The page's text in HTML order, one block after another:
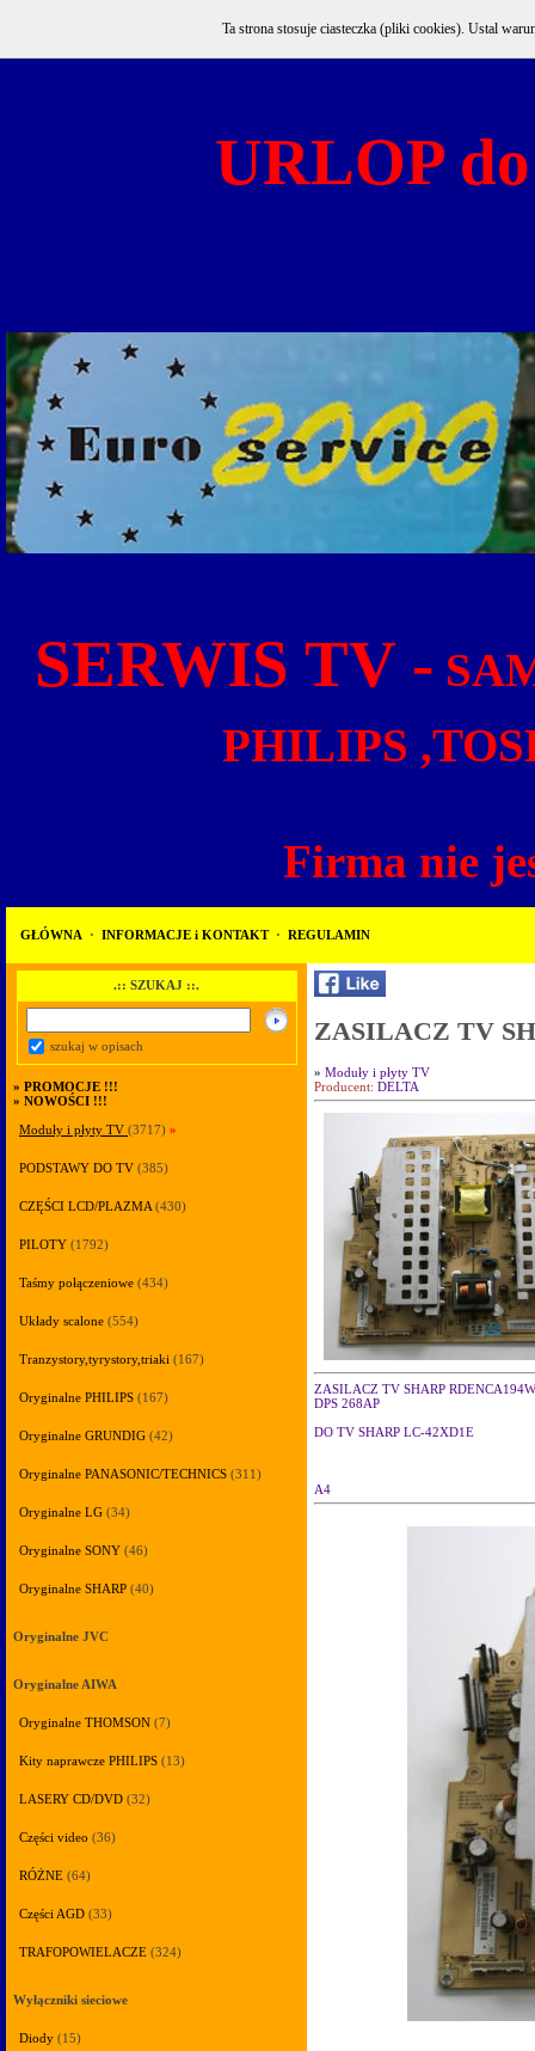
URLOP
SERWIS TV -
PHILIPS
Firma nie
GŁÓWNA · INFORMACJE i KONTAKT · REGULAMIN
.:: SZUKAJ ::.
szukaj w opisach
» PROMOCJE !!!
» NOWOŚCI !!!
Moduły i płyty TV (3717) »
PODSTAWY DO TV (385)
CZĘŚCI LCD/PLAZMA (430)
PILOTY (1792)
Taśmy połączeniowe (434)
Układy scalone (554)
Tranzystory,tyrystory,triaki (167)
Oryginalne PHILIPS (167)
Oryginalne GRUNDIG (42)
Oryginalne PANASONIC/TECHNICS (311)
Oryginalne LG (34)
Oryginalne SONY (46)
Oryginalne SHARP (40)
Oryginalne JVC
Oryginalne AIWA
Oryginalne THOMSON (7)
Kity naprawcze PHILIPS (13)
LASERY CD/DVD (32)
Części video (36)
RÓŻNE (64)
Części AGD (33)
TRAFOPOWIELACZE (324)
Wyłączniki sieciowe
Diody (15)
ZASILACZ TV
» Moduły i płyty TV
Producent: DELTA
ZASILACZ TV SHARP
DPS 268AP
DO TV SHARP LC-42XD1E
A4
Ta strona stosuje ciasteczka (pliki cookies). Ustal